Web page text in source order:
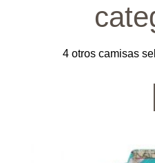
4 otros camisas